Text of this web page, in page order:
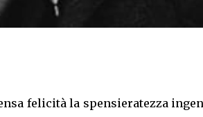
felicità la spensieratezza